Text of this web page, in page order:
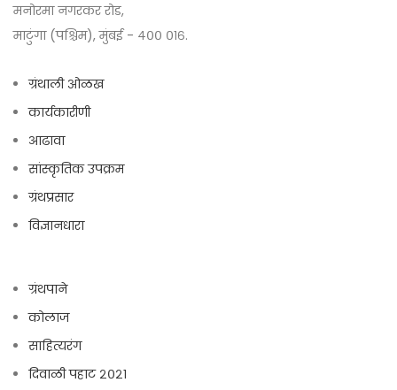
मनोरमा नगरकर रोड,
माटुंगा (पश्चिम), मुंबई - ४०० ०१६.
ग्रंथाली ओळख
कार्यकारीणी
आढावा
सांस्कृतिक उपक्रम
ग्रंथप्रसार
विज्ञानधारा
ग्रंथपाने
कोलाज
साहित्यरंग
दिवाळी पहाट २०२१